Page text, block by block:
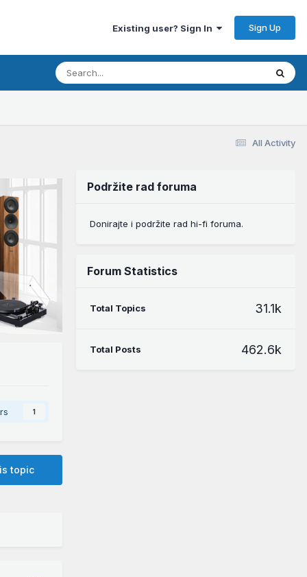
Existing user? Sign In Sign Up
All Activity
1
topic
Podržite rad foruma
Donirajte i podržite rad hi-fi foruma.
Forum Statistics
Total Topics 31.1k
Total Posts 462.6k